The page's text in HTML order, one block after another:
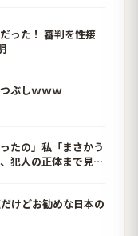
った！ 審判を性接
ぶしｗｗｗ
たの」私「まさかう
犯人の正体まで見え
けどお勧めな日本の